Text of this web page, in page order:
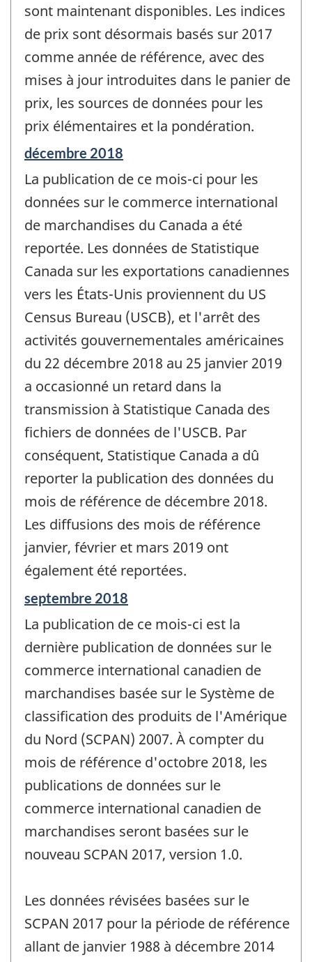
sont maintenant disponibles. Les indices
de prix sont désormais basés sur 2017
comme année de référence, avec des
mises à jour introduites dans le panier de
prix, les sources de données pour les
prix élémentaires et la pondération.
Période
référence
de
-
décembre 2018
La publication de ce mois-ci pour les
données sur le commerce international
de marchandises du Canada a été
reportée. Les données de Statistique
Canada sur les exportations canadiennes
vers les États-Unis proviennent du US
Census Bureau (USCB), et l'arrêt des
activités gouvernementales américaines
du 22 décembre 2018 au 25 janvier 2019
a occasionné un retard dans la
transmission à Statistique Canada des
fichiers de données de l'USCB. Par
conséquent, Statistique Canada a dû
reporter la publication des données du
mois de référence de décembre 2018.
Les diffusions des mois de référence
janvier, février et mars 2019 ont
également été reportées.
Période
référence
de
changement
-
septembre 2018
La publication de ce mois-ci est la
dernière publication de données sur le
commerce international canadien de
marchandises basée sur le Système de
classification des produits de l'Amérique
du Nord (SCPAN) 2007. À compter du
mois de référence d'octobre 2018, les
publications de données sur le
commerce international canadien de
marchandises seront basées sur le
nouveau SCPAN 2017, version 1.0.
Les données révisées basées sur le
SCPAN 2017 pour la période de référence
allant de janvier 1988 à décembre 2014